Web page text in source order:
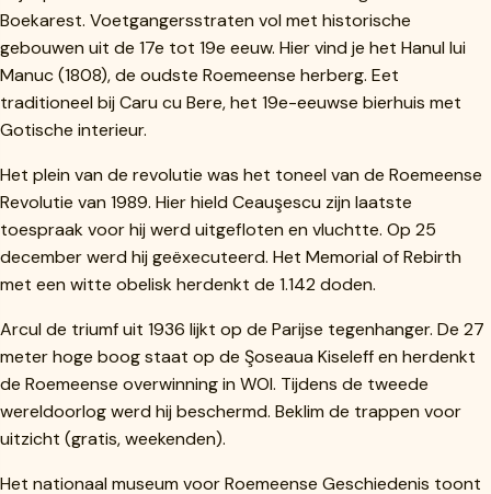
Boekarest. Voetgangersstraten vol met historische
gebouwen uit de 17e tot 19e eeuw. Hier vind je het Hanul lui
Manuc (1808), de oudste Roemeense herberg. Eet
traditioneel bij Caru cu Bere, het 19e-eeuwse bierhuis met
Gotische interieur.
Het plein van de revolutie was het toneel van de Roemeense
Revolutie van 1989. Hier hield Ceauşescu zijn laatste
toespraak voor hij werd uitgefloten en vluchtte. Op 25
december werd hij geëxecuteerd. Het Memorial of Rebirth
met een witte obelisk herdenkt de 1.142 doden.
Arcul de triumf uit 1936 lijkt op de Parijse tegenhanger. De 27
meter hoge boog staat op de Şoseaua Kiseleff en herdenkt
de Roemeense overwinning in WOI. Tijdens de tweede
wereldoorlog werd hij beschermd. Beklim de trappen voor
uitzicht (gratis, weekenden).
Het nationaal museum voor Roemeense Geschiedenis toont